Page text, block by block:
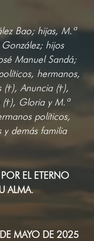
Bao; hijas, M.ª
hijos
Manuel Sandá;
hermanos,
(†), Anuncia (†),
Gloria y M.ª
políticos,
y demás familia
EL ETERNO
ALMA.
MAYO DE 2025